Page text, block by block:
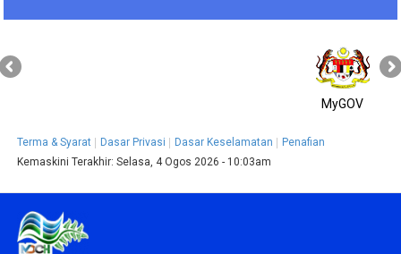
MyGOV
Terma & Syarat Dasar Privasi Dasar Keselamatan
Penafian
Kemaskini Terakhir:Selasa, 4 Ogos 2026 - 10:03am